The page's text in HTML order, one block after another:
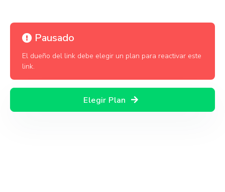
Pausado
El dueño del link debe elegir un plan para reactivar este
link.
Elegir Plan